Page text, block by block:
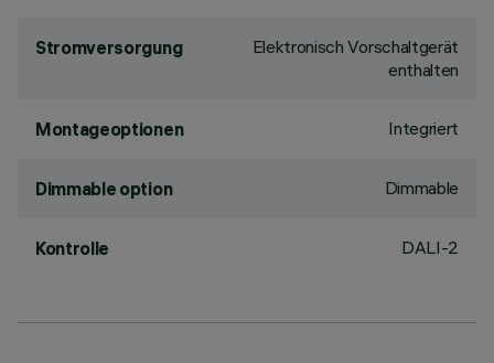
Stromversorgung
Elektronisch Vorschaltgerät
enthalten
Montageoptionen Integriert
Dimmable option Dimmable
Kontrolle DALI-2